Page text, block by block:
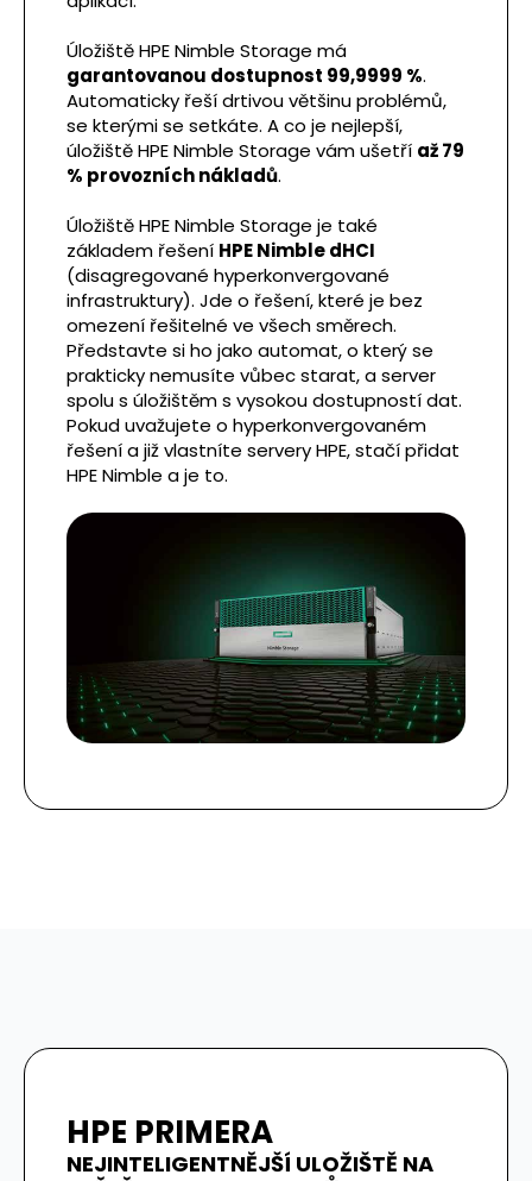
Úložiště HPE Nimble Storage má
garantovanou dostupnost 99,9999 %.
Automaticky řeší drtivou většinu problémů,
se kterými se setkáte. A co je nejlepší,
úložiště HPE Nimble Storage vám ušetří až 79
% provozních nákladů.
Úložiště HPE Nimble Storage je také
základem řešení HPE Nimble dHCI
(disagregované hyperkonvergované
infrastruktury). Jde o řešení, které je bez
omezení řešitelné ve všech směrech.
Představte si ho jako automat, o který se
prakticky nemusíte vůbec starat, a server
spolu s úložištěm s vysokou dostupností dat.
Pokud uvažujete o hyperkonvergovaném
řešení a již vlastníte servery HPE, stačí přidat
HPE Nimble a je to.
HPE PRIMERA
NEJINTELIGENTNĚJŠÍ ULOŽIŠTĚ NA